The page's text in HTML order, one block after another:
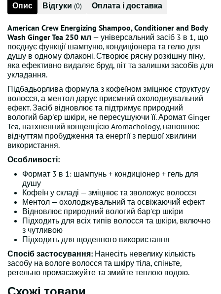
Опис Відгуки (0) Оплата і доставка
American Crew Energizing Shampoo, Conditioner and Body
Wash Ginger Tea 250 мл — універсальний засіб 3 в 1, що
поєднує функції шампуню, кондиціонера та гелю для
душу в одному флаконі. Створює рясну розкішну піну,
яка ефективно видаляє бруд, піт та залишки засобів для
укладання.
Підбадьорлива формула з кофеїном зміцнює структуру
волосся, а ментол дарує приємний охолоджувальний
ефект. Засіб відновлює та підтримує природний
вологий бар'єр шкіри, не пересушуючи її. Аромат Ginger
Tea, натхненний концепцією Aromachology, наповнює
відчуттям пробудження та енергії з першої хвилини
використання.
Особливості:
Формат 3 в 1: шампунь + кондиціонер + гель для
душу
Кофеїн у складі — зміцнює та зволожує волосся
Ментол — охолоджувальний та освіжаючий ефект
Відновлює природний вологий бар'єр шкіри
Підходить для всіх типів волосся та шкіри, включно
з чутливою
Підходить для щоденного використання
Спосіб застосування: Нанесіть невелику кількість
засобу на вологе волосся та шкіру тіла, спіньте,
ретельно промасажуйте та змийте теплою водою.